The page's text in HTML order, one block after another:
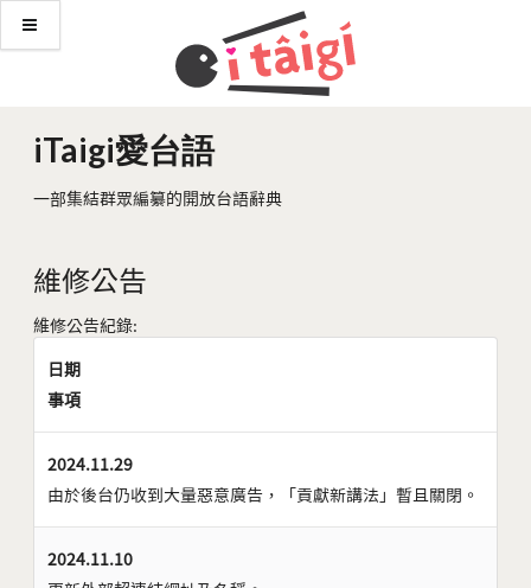
iTaigi愛台語
一部集結群眾編纂的開放台語辭典
維修公告
維修公告紀錄:
日期
事項
2024.11.29
由於後台仍收到大量惡意廣告，「貢獻新講法」暫且關閉。
2024.11.10